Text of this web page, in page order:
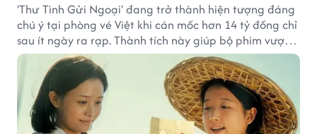
'Thư Tình Gửi Ngoại' đang trở thành hiện tượng đáng
chú ý tại phòng vé Việt khi cán mốc hơn 14 tỷ đồng chỉ
sau ít ngày ra rạp. Thành tích này giúp bộ phim vượt
kỳ vọng ban đầu và duy trì sức hút giữa cuộc cạnh
tranh của nhiều tác phẩm lớn.